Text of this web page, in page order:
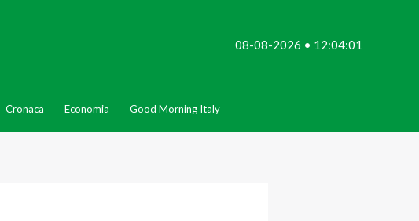
08-08-2026 • 12:04:01
Cronaca Economia Good Morning Italy